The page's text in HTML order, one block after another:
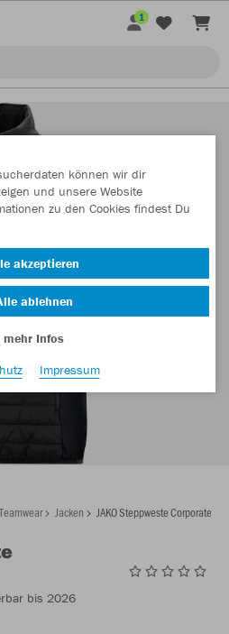
1
Jacken JAKO Steppweste Corporate
bis 2026
können wir dir
und unsere Website
zu den Cookies findest Du
akzeptieren
ablehnen
mehr Infos
Impressum